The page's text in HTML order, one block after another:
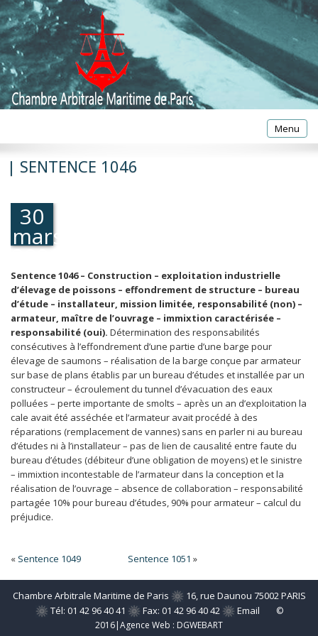
Toggle
Menu
| SENTENCE 1046
30
mars
2001
Sentence 1046 – Construction – exploitation industrielle
d’élevage de poissons – effondrement de structure – bureau
d’étude – installateur, mission limitée, responsabilité (non) –
armateur, maître de l’ouvrage – immixtion caractérisée –
responsabilité (oui). Détermination des responsabilités
consécutives à l’effondrement d’une partie d’une barge pour
élevage de saumons – réalisation de la barge conçue par armateur
sur base de plans établis par un bureau d’études et installée par un
constructeur – écroulement du tunnel d’évacuation des eaux
polluées – perte importante de smolts – après un an d’exploitation la
cale avait été asséchée et l’armateur avait procédé à des
réparations (remplacement de vannes) sans en parler ni au bureau
d’études ni à l’installateur – pas de lien de causalité entre faute du
bureau d’études (débiteur d’une obligation de moyens) et le sinistre
– immixtion incontestable de l’armateur dans la conception et la
réalisation de l’ouvrage – absence de collaboration – responsabilité
partagée 10% pour bureau d’études, 90% pour armateur – calcul du
préjudice.
« Sentence 1049 Sentence 1051 »
Chambre Arbitrale Maritime de Paris
16, rue Daunou 75002 PARIS
Tél: 01 42 96 40 41
Fax: 01 42 96 40 42 Email
©
2016|Agence Web : DGWEBART